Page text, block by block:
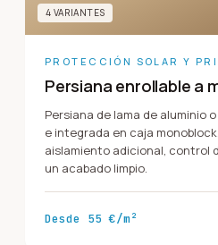
4 VARIANTES
PROTECCIÓN SOLAR Y
Persiana enrollable a
Persiana de lama de aluminio
e integrada en caja
aislamiento adicional, control
un acabado limpio.
Desde 55 €/m²